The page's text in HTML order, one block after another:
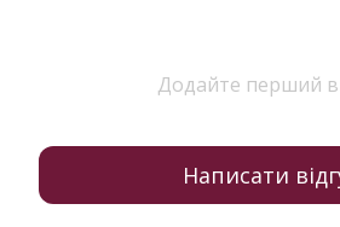
Додайте перший
Написати